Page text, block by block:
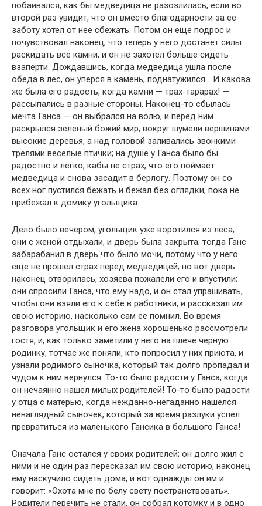
побаивался, как бы медведица не разозлилась, если во
второй раз увидит, что он вместо благодарности за ее
заботу хотел от нее сбежать. Потом он еще подрос и
почувствовал наконец, что теперь у него достанет силы
раскидать все камни; и он не захотел больше сидеть
взаперти. Дождавшись, когда медведица ушла после
обеда в лес, он уперся в камень, поднатужился… И какова
же была его радость, когда камни — трах-тарарах! —
рассыпались в разные стороны. Наконец-то сбылась
мечта Ганса — он выбрался на волю, и перед ним
раскрылся зеленый божий мир, вокруг шумели вершинами
высокие деревья, а над головой заливались звонкими
трелями веселые птички; на душе у Ганса было бы
радостно и легко, кабы не страх, что его поймает
медведица и снова засадит в берлогу. Поэтому он со
всех ног пустился бежать и бежал без оглядки, пока не
прибежал к домику угольщика.
Дело было вечером, угольщик уже воротился из леса,
они с женой отдыхали, и дверь была закрыта; тогда Ганс
забарабанил в дверь что было мочи, потому что у него
еще не прошел страх перед медведицей; но вот дверь
наконец отворилась, хозяева пожалели его и впустили;
они спросили Ганса, что ему надо, и он стал упрашивать,
чтобы они взяли его к себе в работники, и рассказал им
свою историю, насколько сам ее помнил. Во время
разговора угольщик и его жена хорошенько рассмотрели
гостя, и, как только заметили у него на плече черную
родинку, тотчас же поняли, кто попросил у них приюта, и
узнали родимого сыночка, который так долго пропадал и
чудом к ним вернулся. То-то было радости у Ганса, когда
он нечаянно нашел милых родителей! То-то было радости
у отца с матерью, когда нежданно-негаданно нашелся
ненаглядный сыночек, который за время разлуки успел
превратиться из маленького Гансика в большого Ганса!
Сначала Ганс остался у своих родителей; он долго жил с
ними и не один раз пересказал им свою историю, наконец
ему наскучило сидеть дома, и вот однажды он им и
говорит: «Охота мне по белу свету постранствовать».
Родители перечить не стали, он собрал котомку и в одно